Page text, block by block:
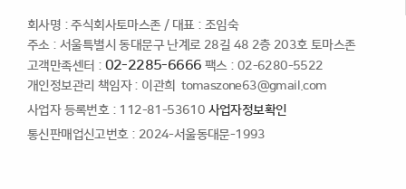
회사명 : 주식회사토마스존/ 대표 : 조임숙
주소 : 서울특별시 동대문구 난계로 28길 48 2층 203호 토마스존
고객만족센터 : 02-2285-6666 팩스 : 02-6280-5522
개인정보관리 책임자 : 이관희 tomaszone63@gmail.com
사업자 등록번호 : 112-81-53610 사업자정보확인
통신판매업신고번호 : 2024-서울동대문-1993